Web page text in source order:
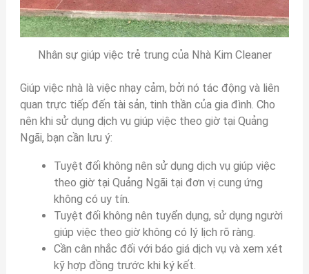
Nhân sự giúp việc trẻ trung của Nhà Kim Cleaner
Giúp việc nhà là việc nhạy cảm, bởi nó tác động và liên
quan trực tiếp đến tài sản, tinh thần của gia đình. Cho
nên khi sử dụng dịch vụ giúp việc theo giờ tại Quảng
Ngãi, bạn cần lưu ý:
Tuyệt đối không nên sử dụng dịch vụ giúp việc
theo giờ tại Quảng Ngãi tại đơn vị cung ứng
không có uy tín.
Tuyệt đối không nên tuyển dụng, sử dụng người
giúp việc theo giờ không có lý lịch rõ ràng.
Cần cân nhắc đối với báo giá dịch vụ và xem xét
kỹ hợp đồng trước khi ký kết.